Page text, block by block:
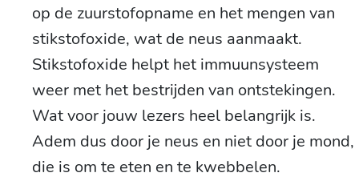
op de zuurstofopname en het mengen van
stikstofoxide, wat de neus aanmaakt.
Stikstofoxide helpt het immuunsysteem
weer met het bestrijden van ontstekingen.
Wat voor jouw lezers heel belangrijk is.
Adem dus door je neus en niet door je mond,
die is om te eten en te kwebbelen.